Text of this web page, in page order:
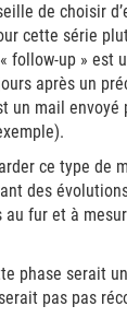
de choisir
cette série
follow-up » est
après un
un mail
ce type de
des
fur et à
phase serait
pas pas